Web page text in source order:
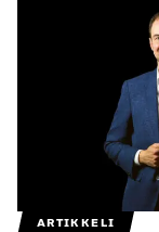
ARTIKKELI